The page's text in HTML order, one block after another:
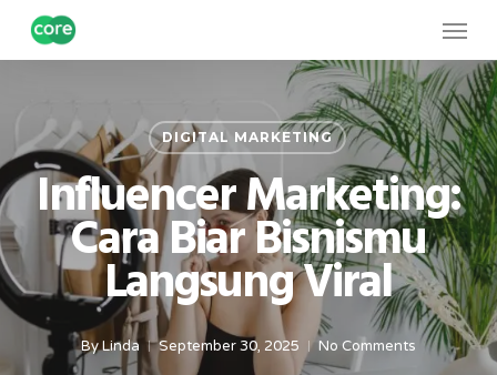
Skip
Menu
DIGITAL MARKETING
Influencer Marketing:
Cara Biar Bisnismu
Langsung Viral
ByLinda September 30, 2025 No Comments